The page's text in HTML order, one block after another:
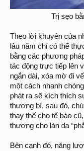
Trị sẹo
Theo lời khuyên của
lâu năm chỉ có thể
bằng các phương
tác động trực tiếp lên
ngắn dài, xóa mờ đi
một cách nhanh
phát ra sẽ kích thích
thượng bì, sau đó,
thay thế cho tế bào
thương cho làn da
Bên cạnh đó, năng